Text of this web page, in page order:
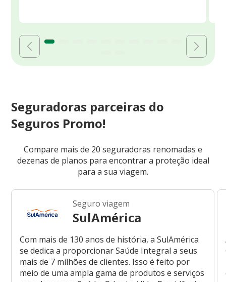
Seguradoras parceiras do
Seguros Promo!
Compare mais de 20 seguradoras renomadas e
dezenas de planos para encontrar a proteção ideal
para a sua viagem.
Seguro viagem
SulAmérica
Com mais de 130 anos de história, a SulAmérica
se dedica a proporcionar Saúde Integral a seus
mais de 7 milhões de clientes. Isso é feito por
meio de uma ampla gama de produtos e serviços